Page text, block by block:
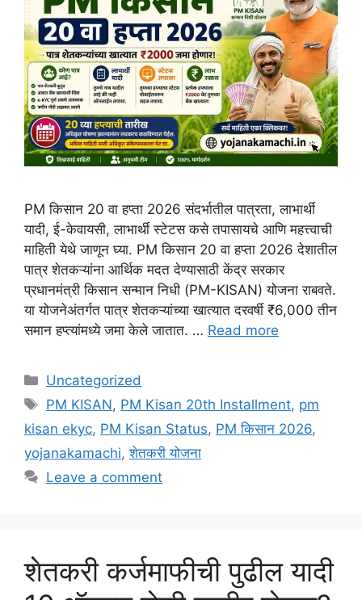
PM किसान 20 वा हप्ता 2026 संदर्भातील पात्रता, लाभार्थी
यादी, ई-केवायसी, लाभार्थी स्टेटस कसे तपासायचे आणि महत्त्वाची
माहिती येथे जाणून घ्या. PM किसान 20 वा हप्ता 2026 देशातील
पात्र शेतकऱ्यांना आर्थिक मदत देण्यासाठी केंद्र सरकार
प्रधानमंत्री किसान सन्मान निधी (PM-KISAN) योजना राबवते.
या योजनेअंतर्गत पात्र शेतकऱ्यांच्या खात्यात दरवर्षी ₹6,000 तीन
समान हप्त्यांमध्ये जमा केले जातात. … Read more
Categories
Uncategorized
Tags
PM KISAN, PM Kisan 20th Installment, pm
kisan ekyc, PM Kisan Status, PM किसान 2026,
yojanakamachi,शेतकरी योजना
Leave a comment
शेतकरी कर्जमाफीची पुढील यादी